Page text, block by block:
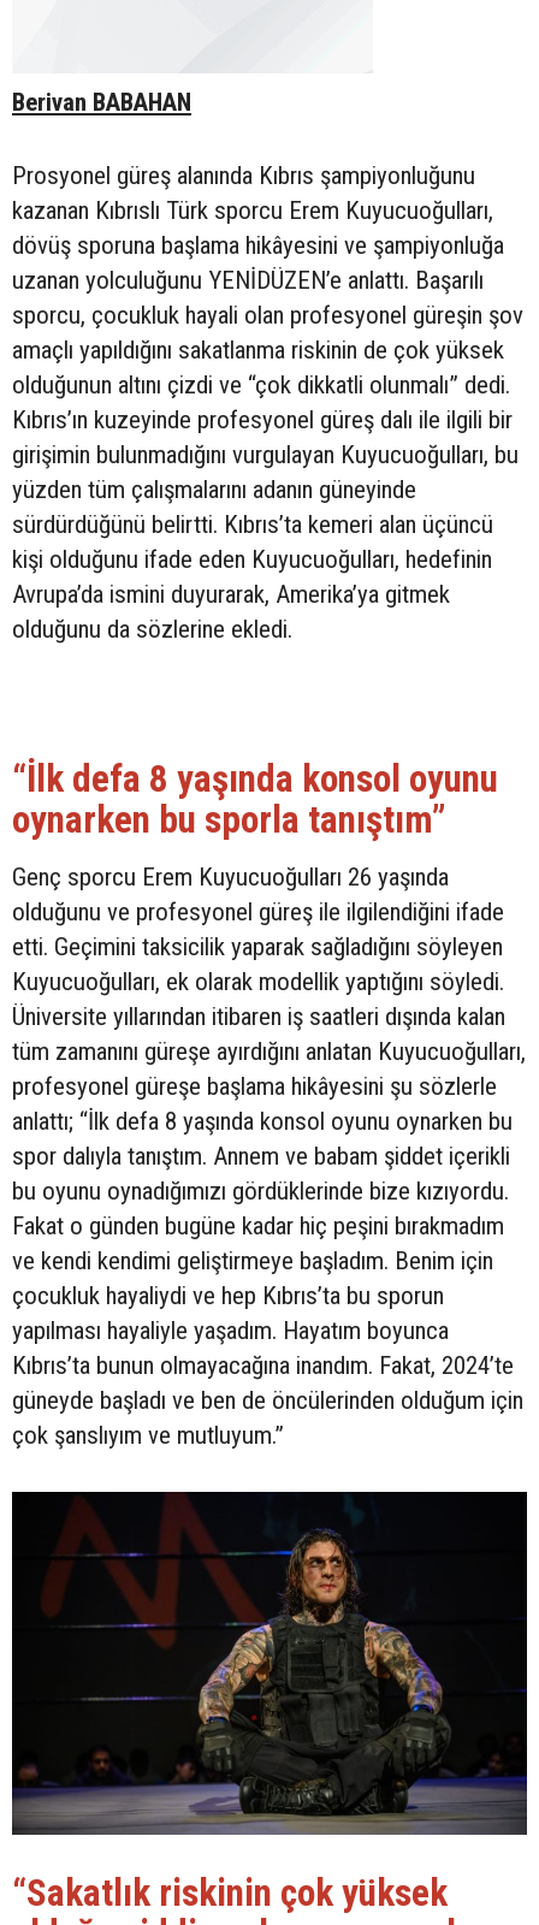
Berivan BABAHAN
Prosyonel güreş alanında Kıbrıs şampiyonluğunu
kazanan Kıbrıslı Türk sporcu Erem Kuyucuoğulları,
dövüş sporuna başlama hikâyesini ve şampiyonluğa
uzanan yolculuğunu YENİDÜZEN’e anlattı. Başarılı
sporcu, çocukluk hayali olan profesyonel güreşin şov
amaçlı yapıldığını sakatlanma riskinin de çok yüksek
olduğunun altını çizdi ve “çok dikkatli olunmalı” dedi.
Kıbrıs’ın kuzeyinde profesyonel güreş dalı ile ilgili bir
girişimin bulunmadığını vurgulayan Kuyucuoğulları, bu
yüzden tüm çalışmalarını adanın güneyinde
sürdürdüğünü belirtti. Kıbrıs’ta kemeri alan üçüncü
kişi olduğunu ifade eden Kuyucuoğulları, hedefinin
Avrupa’da ismini duyurarak, Amerika’ya gitmek
olduğunu da sözlerine ekledi.
“İlk defa 8 yaşında konsol oyunu
oynarken bu sporla tanıştım”
Genç sporcu Erem Kuyucuoğulları 26 yaşında
olduğunu ve profesyonel güreş ile ilgilendiğini ifade
etti. Geçimini taksicilik yaparak sağladığını söyleyen
Kuyucuoğulları, ek olarak modellik yaptığını söyledi.
Üniversite yıllarından itibaren iş saatleri dışında kalan
tüm zamanını güreşe ayırdığını anlatan Kuyucuoğulları,
profesyonel güreşe başlama hikâyesini şu sözlerle
anlattı; “İlk defa 8 yaşında konsol oyunu oynarken bu
spor dalıyla tanıştım. Annem ve babam şiddet içerikli
bu oyunu oynadığımızı gördüklerinde bize kızıyordu.
Fakat o günden bugüne kadar hiç peşini bırakmadım
ve kendi kendimi geliştirmeye başladım. Benim için
çocukluk hayaliydi ve hep Kıbrıs’ta bu sporun
yapılması hayaliyle yaşadım. Hayatım boyunca
Kıbrıs’ta bunun olmayacağına inandım. Fakat, 2024’te
güneyde başladı ve ben de öncülerinden olduğum için
çok şanslıyım ve mutluyum.”
“Sakatlık riskinin çok yüksek